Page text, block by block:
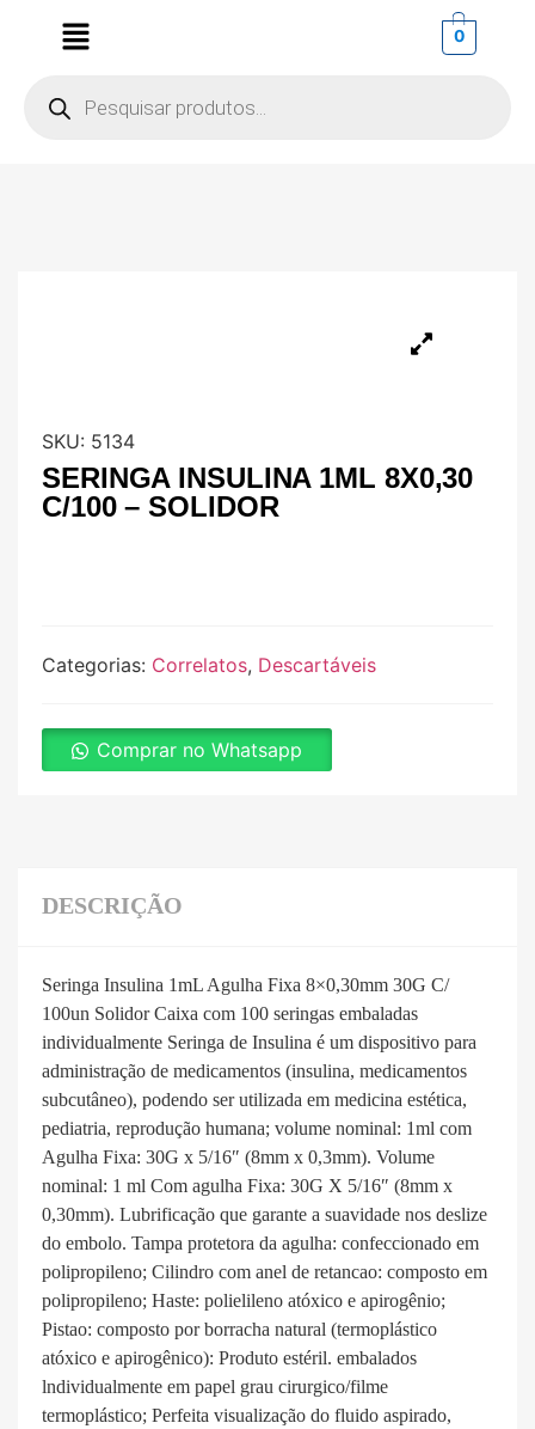
0
SKU: 5134
SERINGA INSULINA 1ML 8X0,30
C/100 – SOLIDOR
Categorias: Correlatos, Descartáveis
Comprar no Whatsapp
DESCRIÇÃO
Seringa Insulina 1mL Agulha Fixa 8×0,30mm 30G C/
100un Solidor Caixa com 100 seringas embaladas
individualmente Seringa de Insulina é um dispositivo para
administração de medicamentos (insulina, medicamentos
subcutâneo), podendo ser utilizada em medicina estética,
pediatria, reprodução humana; volume nominal: 1ml com
Agulha Fixa: 30G x 5/16″ (8mm x 0,3mm). Volume
nominal: 1 ml Com agulha Fixa: 30G X 5/16″ (8mm x
0,30mm). Lubrificação que garante a suavidade nos deslize
do embolo. Tampa protetora da agulha: confeccionado em
polipropileno; Cilindro com anel de retancao: composto em
polipropileno; Haste: polielileno atóxico e apirogênio;
Pistao: composto por borracha natural (termoplástico
atóxico e apirogênico): Produto estéril. embalados
lndividualmente em papel grau cirurgico/filme
termoplástico; Perfeita visualização do fluido aspirado,